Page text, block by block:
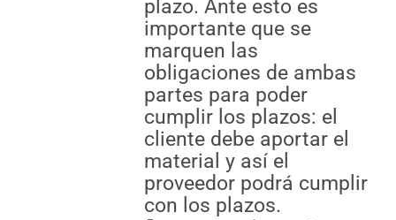
plazo. Ante esto es
importante que se
marquen las
obligaciones de ambas
partes para poder
cumplir los plazos: el
cliente debe aportar el
material y así el
proveedor podrá cumplir
con los plazos.